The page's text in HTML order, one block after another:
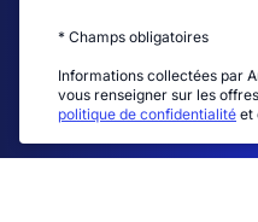
* Champs obligatoires
Informations collectées par
vous renseigner sur les
politique de confidentialité et